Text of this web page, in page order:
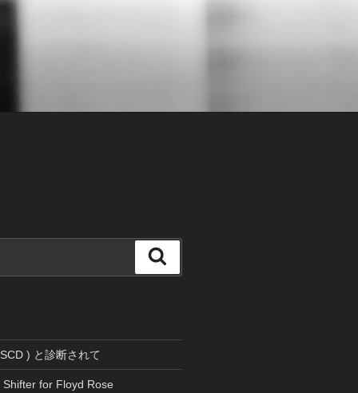
索
) と診断されて
Shifter for Floyd Rose